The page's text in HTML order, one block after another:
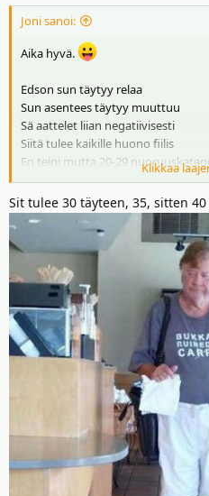
Joni sanoi:
Aika hyvä.
Edson sun täytyy relaa
Sun asentees täytyy muuttuu
Sä aattelet liian negatiivisesti
Siitä tulee kaikille huono fiilis
En teini mutta 20-29
Sun täytyis vaa hyväksyy asiat
Ja ei tälläsiä höpöhöpöjä mun
Mutjoo se olis perjantai yeah.
Klikkaa
Sit tulee 30 täyteen, 35, sitten